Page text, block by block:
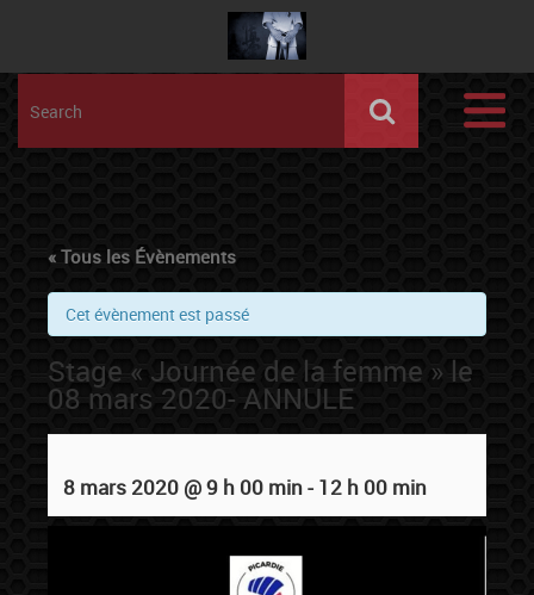
« Tous les Évènements
Cet évènement est passé
Stage « Journée de la femme » le
08 mars 2020- ANNULE
8 mars 2020 @ 9 h 00 min- 12 h 00 min